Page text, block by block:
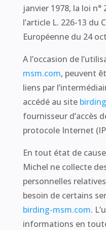
janvier 1978, la loi n°
l’article L. 226-13 du
Européenne du 24
A l’occasion de
msm.com, peuvent
liens par
accédé au site
fournisseur d’accès
protocole Internet
En tout état de
Michel ne collecte
personnelles
besoin de certains
birding-msm.com.
informations en